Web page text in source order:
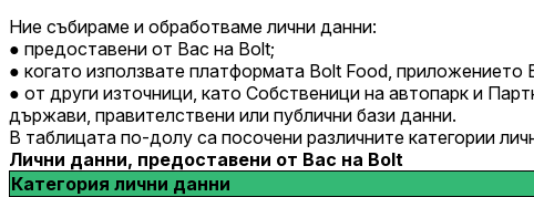
Ние събираме и обработваме лични данни:
предоставени от Вас на Bolt;
когато използвате платформата Bolt Food, приложението
от други източници, като Собственици на автопарк и
държави, правителствени или публични бази данни.
В таблицата по-долу са посочени различните категории
Лични данни, предоставени от Вас на Bolt
Категория лични данни